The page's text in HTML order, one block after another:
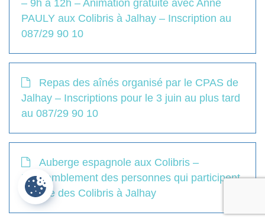
– 9h à 12h – Animation gratuite avec Anne
PAULY aux Colibris à Jalhay – Inscription au
087/29 90 10
Repas des aînés organisé par le CPAS de
Jalhay – Inscriptions pour le 3 juin au plus tard
au 087/29 90 10
Auberge espagnole aux Colibris –
Rassemblement des personnes qui participent
à la vie des Colibris à Jalhay